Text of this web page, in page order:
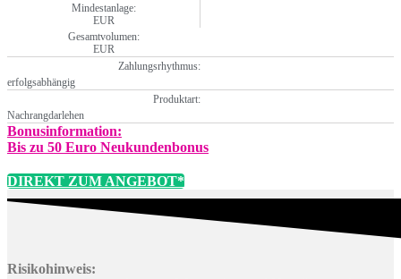
Mindestanlage:
EUR
Gesamtvolumen:
EUR
Zahlungsrhythmus:
erfolgsabhängig
Produktart:
Nachrangdarlehen
Bonusinformation:
Bis zu 50 Euro Neukundenbonus
DIREKT ZUM ANGEBOT*
Risikohinweis: